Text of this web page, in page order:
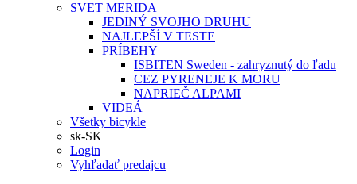
SVET MERIDA
JEDINÝ SVOJHO DRUHU
NAJLEPŠÍ V TESTE
PRÍBEHY
ISBITEN Sweden - zahryznutý do ľadu
CEZ PYRENEJE K MORU
NAPRIEČ ALPAMI
VIDEÁ
Všetky bicykle
sk-SK
Login
Vyhľadať predajcu